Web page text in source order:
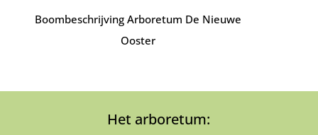
Boombeschrijving Arboretum De Nieuwe
Ooster
Het arboretum: